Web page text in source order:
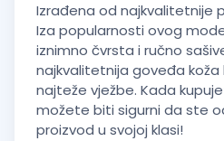
Izrađena od najkvalitetnije
Iza popularnosti ovog
iznimno čvrsta i ručno
najkvalitetnija goveđa koža
najteže vježbe. Kada
možete biti sigurni da ste
proizvod u svojoj klasi!